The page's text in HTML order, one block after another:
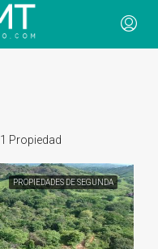
1 Propiedad
PROPIEDADES DE SEGUNDA